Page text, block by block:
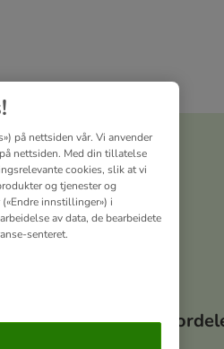
Dine
på nettsiden vår. Vi anvender
nettsiden. Med din tillatelse
cookies, slik at vi
og tjenester og
innstillinger») i
av data, de bearbeidete
senteret.